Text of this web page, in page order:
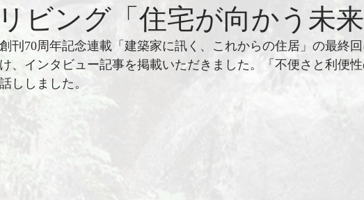
ビング「住宅が向かう未来
刊70周年記念連載「建築家に訊く、これからの住居」の最終
、インタビュー記事を掲載いただきました。「不便さと利便
ししました。